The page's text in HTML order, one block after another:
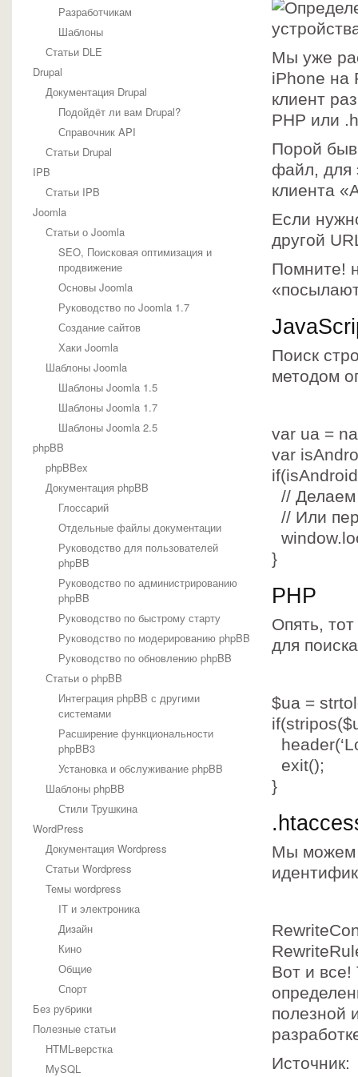
Разработчикам
Шаблоны
Статьи DLE
Drupal
Документация Drupal
Подойдёт ли вам Drupal?
Справочник API
Статьи Drupal
IPB
Статьи IPB
Joomla
Статьи о Joomla
SEO, Поисковая оптимизация и
продвижение
Основы Joomla
Руководство по Joomla 1.7
Создание сайтов
Хаки Joomla
Шаблоны Joomla
Шаблоны Joomla 1.5
Шаблоны Joomla 1.7
Шаблоны Joomla 2.5
phpBB
phpBBex
Документация phpBB
Глоссарий
Отдельные файлы документации
Руководство для пользователей
phpBB
Руководство по администрированию
phpBB
Руководство по быстрому старту
Руководство по модерированию phpBB
Руководство по обновлению phpBB
Статьи о phpBB
Интеграция phpBB с другими
системами
Расширение функциональности
phpBB3
Установка и обслуживание phpBB
Шаблоны phpBB
Стили Трушкина
WordPress
Документация Wordpress
Статьи Wordpress
Темы wordpress
IT и электроника
Дизайн
Кино
Общие
Спорт
Без рубрики
Полезные статьи
HTML-верстка
MySQL
Мы уже
iPhone на
клиент
PHP или
Порой
файл, для
клиента
Если
другой
Помните!
Поиск
методом
var ua =
var
if
// Делаем
// Или
}
PHP
Опять,
для
$ua =
if(stripos(
header(
exit();
}
Мы можем
Вот и все!
полезной